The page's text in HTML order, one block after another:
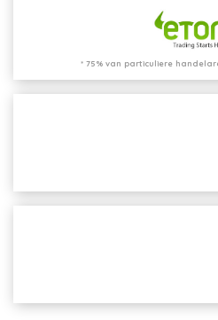
* 75% van particuliere